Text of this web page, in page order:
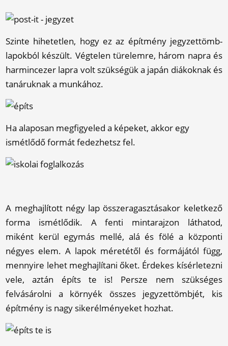
Szinte hihetetlen, hogy ez az építmény jegyzettömb-
lapokból készült. Végtelen türelemre, három napra és
harmincezer lapra volt szükségük a japán diákoknak és
tanáruknak a munkához.
Ha alaposan megfigyeled a képeket, akkor egy
ismétlődő formát fedezhetsz fel.
A meghajlított négy lap összeragasztásakor keletkező
forma ismétlődik. A fenti mintarajzon láthatod,
miként kerül egymás mellé, alá és fölé a központi
négyes elem. A lapok méretétől és formájától függ,
mennyire lehet meghajlítani őket. Érdekes kísérletezni
vele, aztán építs te is! Persze nem szükséges
felvásárolni a környék összes jegyzettömbjét, kis
építmény is nagy sikerélményeket hozhat.